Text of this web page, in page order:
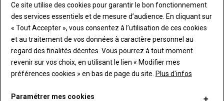
Ce site utilise des cookies pour garantir le bon fonctionnement
des services essentiels et de mesure d’audience. En cliquant sur
« Tout Accepter », vous consentez à l’utilisation de ces cookies
et au traitement de vos données à caractère personnel au
regard des finalités décrites. Vous pourrez à tout moment
revenir sur vos choix, en utilisant le lien « Modifier mes
préférences cookies » en bas de page du site. Plus d'infos
Paramétrer mes cookies